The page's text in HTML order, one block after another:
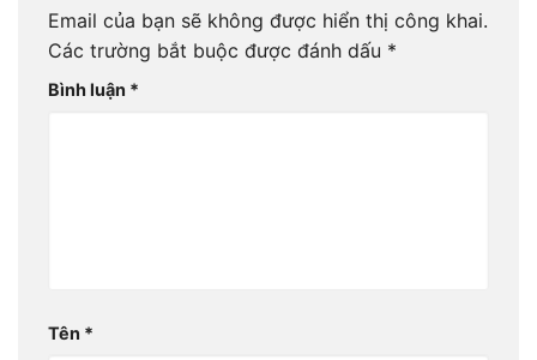
Email của bạn sẽ không được hiển thị công khai.
Các trường bắt buộc được đánh dấu *
Bình luận *
Tên *